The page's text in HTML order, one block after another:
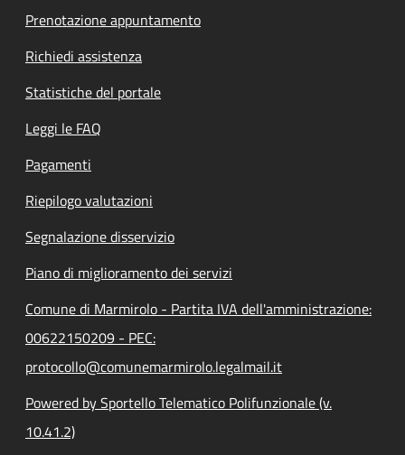
Prenotazione appuntamento
Richiedi assistenza
Statistiche del portale
Leggi le FAQ
Pagamenti
Riepilogo valutazioni
Segnalazione disservizio
Piano di miglioramento dei servizi
Comune di Marmirolo - Partita IVA dell'amministrazione:
00622150209 - PEC:
protocollo@comunemarmirolo.legalmail.it
Powered by Sportello Telematico Polifunzionale (v.
10.41.2)